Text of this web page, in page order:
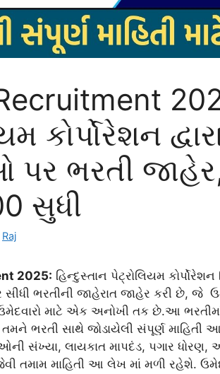
કોર્પોરેશન
ભરતી
સુધી
Raj
2025: હિન્દુસ્તાન પેટ્રોલિયમ કોર્પોરેશન
ભરતીની જાહેરાત જાહેર કરી છે, જે
ઉમેદવારો માટે એક અનોખી તક છે.આ
ભરતી સાથે જોડાયેલી સંપૂર્ણ માહિતી
સંખ્યા, લાયકાત માપદંડ, પગાર
તમામ માહિતી આ લેખ માં મળી રહેશે.